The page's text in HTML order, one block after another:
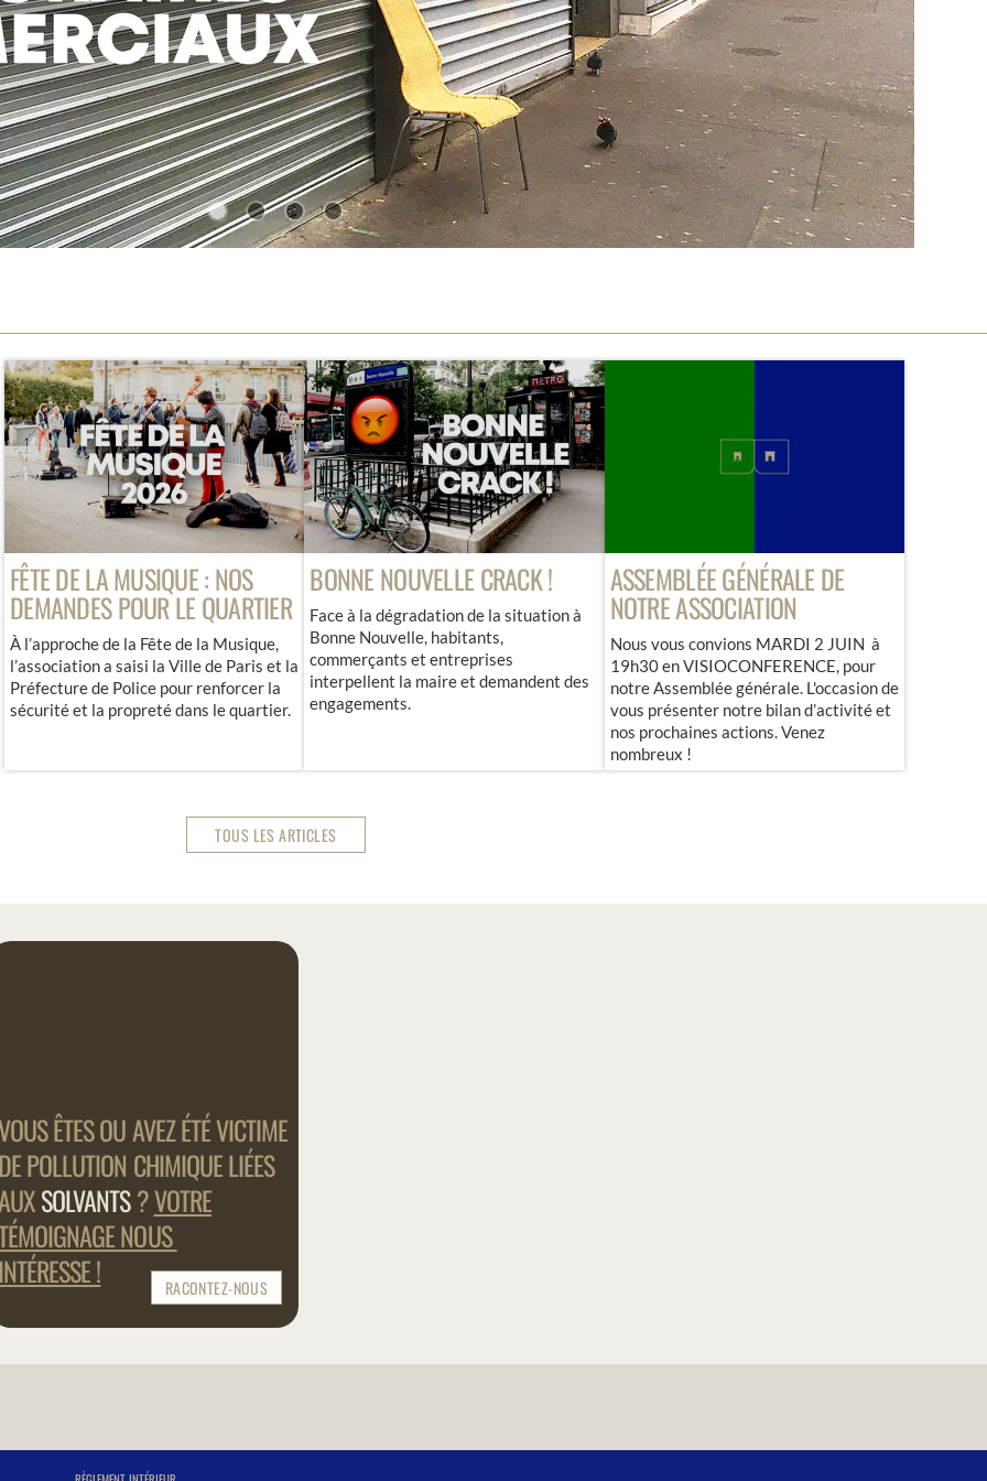
DE LA MUSIQUE : NOS
POUR LE QUARTIER
de la Fête de la Musique,
a saisi la Ville de Paris et la
de Police pour renforcer la
et la propreté dans le quartier.
BONNE NOUVELLE CRACK !
Face à la dégradation de la situation à
Bonne Nouvelle, habitants,
commerçants et entreprises
interpellent la maire et demandent des
engagements.
ASSEMBLÉE GÉNÉRALE DE
NOTRE ASSOCIATION
Nous vous convions MARDI 2 JUIN à
19h30 en VISIOCONFERENCE, pour
notre Assemblée générale. L'occasion de
vous présenter notre bilan d’activité et
nos prochaines actions. Venez
nombreux !
TOUS LES ARTICLES
ÊTESOU AVEZ ÉTÉ VICTIME
POLLUTION CHIMIQUELIÉES
SOLVANTS?VOTRE
NOUS
!
RACONTEZ-NOUS